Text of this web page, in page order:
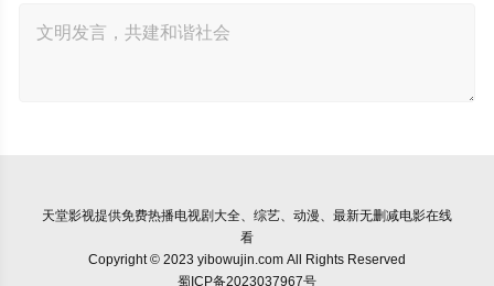
天堂影视提供免费热播电视剧大全、综艺、动漫、最新无删减电影在线
看
Copyright © 2023 yibowujin.com All Rights Reserved
蜀ICP备2023037967号